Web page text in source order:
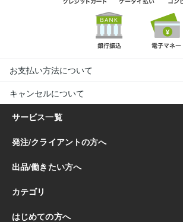
お支払い方法について
キャンセルについて